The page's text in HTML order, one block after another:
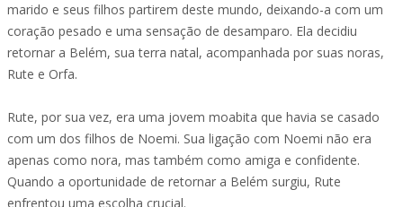
marido e seus filhos partirem deste mundo, deixando-a com um
coração pesado e uma sensação de desamparo. Ela decidiu
retornar a Belém, sua terra natal, acompanhada por suas noras,
Rute e Orfa.
Rute, por sua vez, era uma jovem moabita que havia se casado
com um dos filhos de Noemi. Sua ligação com Noemi não era
apenas como nora, mas também como amiga e confidente.
Quando a oportunidade de retornar a Belém surgiu, Rute
enfrentou uma escolha crucial.